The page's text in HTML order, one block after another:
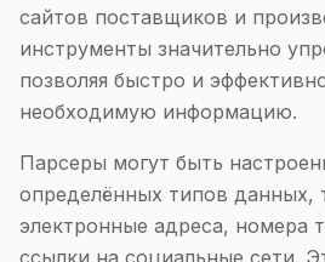
сайтов поставщиков и
инструменты значительно
позволяя быстро и
необходимую информацию.
Парсеры могут быть
определённых типов данных,
электронные адреса, номера
ссылки на социальные сети.